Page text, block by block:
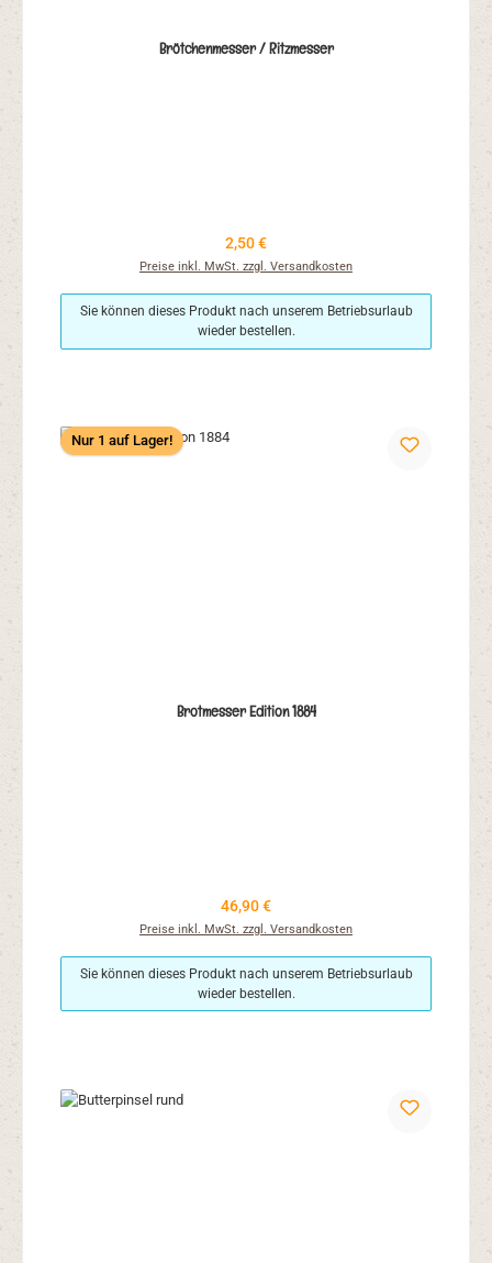
Brötchenmesser / Ritzmesser
Regulärer Preis:
2,50 €
Preise inkl. MwSt. zzgl. Versandkosten
Sie können dieses Produkt nach unserem Betriebsurlaub
wieder bestellen.
Nur 1 auf Lager!
Brotmesser Edition 1884
Regulärer Preis:
46,90 €
Preise inkl. MwSt. zzgl. Versandkosten
Sie können dieses Produkt nach unserem Betriebsurlaub
wieder bestellen.